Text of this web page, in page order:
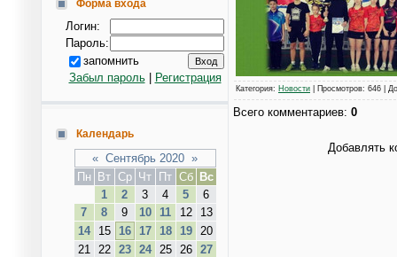
Форма входа
Логин:
Пароль:
запомнить
Забыл пароль| Регистрация
Календарь
« Сентябрь 2020 »
Пн
Вт Ср Чт Пт Сб
Вс
1
2 3 4 5
6
7
8 9 10 11 12
13
14
15 16 17 18 19
20
21
22 23 24 25 26
27
Категория: Новости Просмотров: 646 |
Всего комментариев: 0
Добавлять